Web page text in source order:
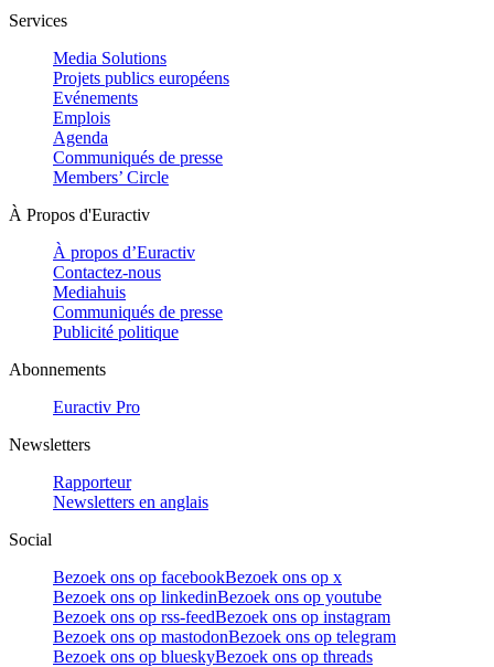
Services
Media Solutions
Projets publics européens
Evénements
Emplois
Agenda
Communiqués de presse
Members’ Circle
À Propos d'Euractiv
À propos d’Euractiv
Contactez-nous
Mediahuis
Communiqués de presse
Publicité politique
Abonnements
Euractiv Pro
Newsletters
Rapporteur
Newsletters en anglais
Social
Bezoek ons op facebookBezoek ons op x
Bezoek ons op linkedinBezoek ons op youtube
Bezoek ons op rss-feedBezoek ons op instagram
Bezoek ons op mastodonBezoek ons op telegram
Bezoek ons op blueskyBezoek ons op threads